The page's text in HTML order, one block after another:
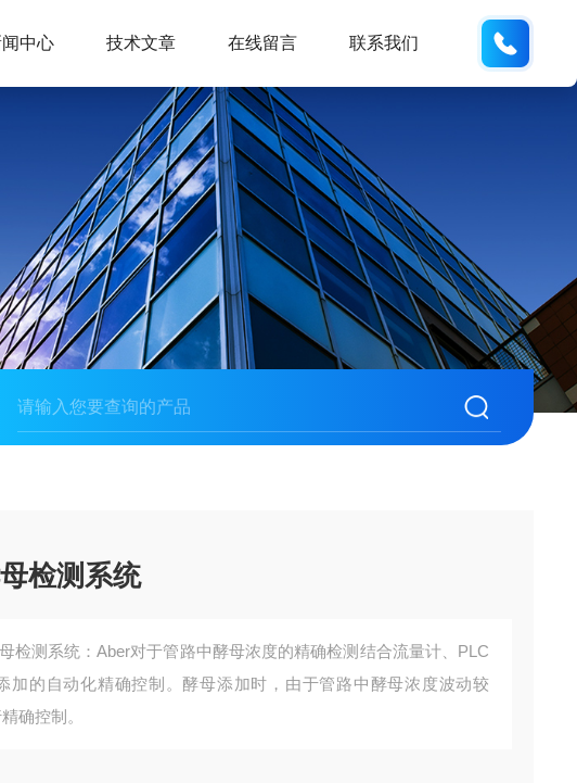
中心 技术文章 在线留言 联系我们
检测系统
检测系统：Aber对于管路中酵母浓度的精确检测结合流量计、PLC
加的自动化精确控制。酵母添加时，由于管路中酵母浓度波动较
确控制。